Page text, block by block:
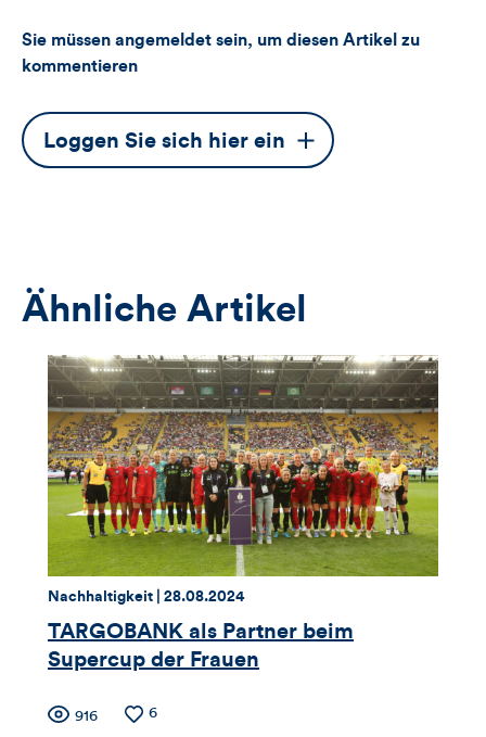
Sie müssen angemeldet sein, um diesen Artikel zu
kommentieren
Dieser
Button
Loggen Sie sich hier ein
Ähnliche Artikel
Thema:
Nachhaltigkeit | Datum:
28.08.2024
TARGOBANK als Partner beim
Supercup der Frauen
Zähler
Anzahl
916
Anzahl
6